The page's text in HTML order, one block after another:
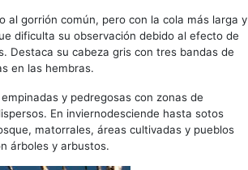
al gorrión común, pero con la cola más larga y
dificulta su observación debido al efecto de
Destaca su cabeza gris con tres bandas de
en las hembras.
y pedregosas con zonas de
En inviernodesciende hasta sotos
matorrales, áreas cultivadas y pueblos
árboles y arbustos.